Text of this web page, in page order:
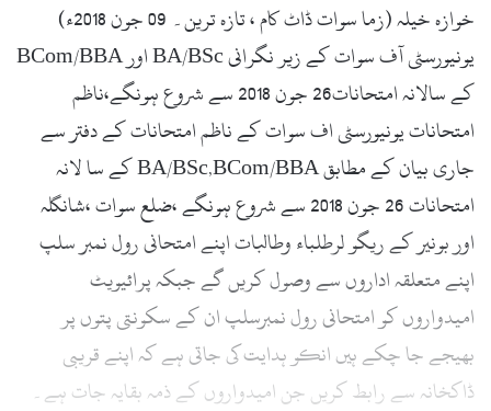
خوازہ خیلہ (زما سوات ڈاٹ کام ، تازہ ترین۔ 09 جون 2018ء)
یونیورسٹی آف سوات کے زیر نگرانی BA/BSc اور BCom/BBA
کے سالانہ امتحانات26 جون 2018 سے شروع ہونگے،ناظم
امتحانات یونیورسٹی اف سوات کے ناظم امتحانات کے دفتر سے
جاری بیان کے مطابق BA/BSc,BCom/BBA کے سا لانہ
امتحانات 26 جون 2018 سے شروع ہونگے ،ضلع سوات ،شانگلہ
اور بونیر کے ریگو لرطلباء وطالبات اپنے امتحانی رول نمبر سلپ
اپنے متعلقہ اداروں سے وصول کریں گے جبکہ پرائیویٹ
امیدواروں کو امتحانی رول نمبرسلپ ان کے سکونتی پتوں پر
بھیجے جا چکے ہیں انکو ہدایت کی جاتی ہے کہ اپنے قریبی
ڈاکخانہ سے رابط کریں جن امیدواروں کے ذمہ بقایہ جات ہے۔